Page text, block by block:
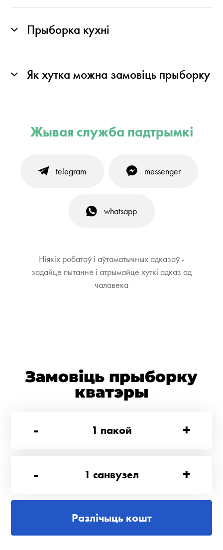
Прыборка кухні
Як хутка можна замовіць прыборку
Жывая служба падтрымкі
telegram messenger
whatsapp
Ніякіх робатаў і аўтаматычных адказаў -
задайце пытанне і атрымайце хуткі адказ ад
чалавека
Замовіць прыборку
кватэры
-
1 пакой +
- 1 санвузел +
Разлічыць кошт